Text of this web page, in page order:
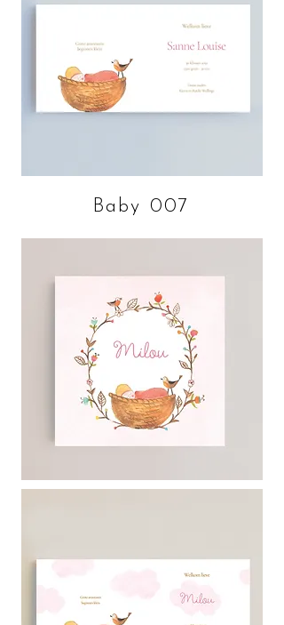
Baby 007